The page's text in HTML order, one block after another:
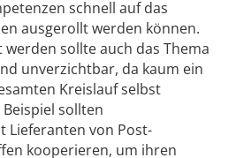
schnell auf das
ausgerollt werden können.
sollte auch das Thema
unverzichtbar, da kaum ein
Kreislauf selbst
sollten
Lieferanten von Post-
kooperieren, um ihren